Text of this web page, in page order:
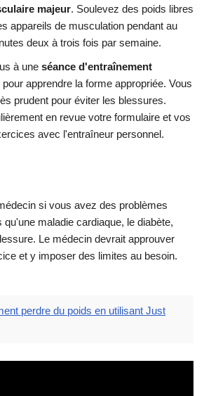
majeur. Soulevez des poids libres
appareils de musculation pendant au
deux à trois fois par semaine.
à une séance d'entraînement
pour apprendre la forme appropriée. Vous
prudent pour éviter les blessures.
en revue votre formulaire et vos
avec l'entraîneur personnel.
si vous avez des problèmes
maladie cardiaque, le diabète,
Le médecin devrait approuver
et y imposer des limites au besoin.
perdre du poids en utilisant Just